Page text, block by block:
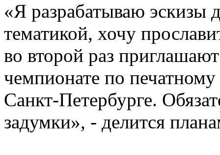
«Я разрабатываю эскизы
тематикой, хочу
во второй раз
чемпионате по
Санкт-Петербурге.
задумки», - делится